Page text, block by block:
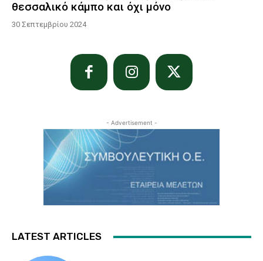
θεσσαλικό κάμπο και όχι μόνο
30 Σεπτεμβρίου 2024
- Advertisement -
LATEST ARTICLES